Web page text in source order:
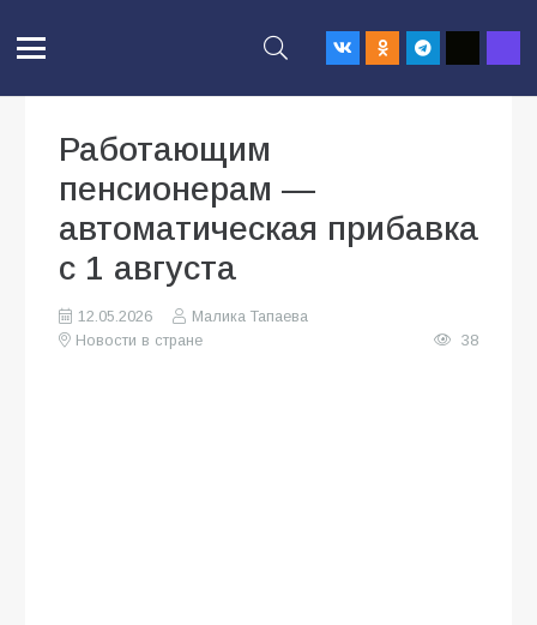
Работающим
пенсионерам —
автоматическая прибавка
с 1 августа
12.05.2026
Малика Тапаева
Новости в стране
38